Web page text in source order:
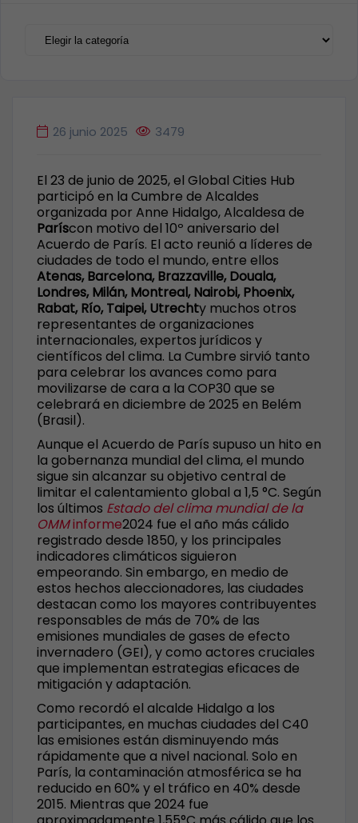
Categorías
26 junio 2025 3479
El 23 de junio de 2025, el Global Cities Hub
participó en la Cumbre de Alcaldes
organizada por Anne Hidalgo, Alcaldesa de
Paríscon motivo del 10º aniversario del
Acuerdo de París. El acto reunió a líderes de
ciudades de todo el mundo, entre ellos
Atenas, Barcelona, Brazzaville, Douala,
Londres, Milán, Montreal, Nairobi, Phoenix,
Rabat, Río, Taipei, Utrechty muchos otros
representantes de organizaciones
internacionales, expertos jurídicos y
científicos del clima. La Cumbre sirvió tanto
para celebrar los avances como para
movilizarse de cara a la COP30 que se
celebrará en diciembre de 2025 en Belém
(Brasil).
Aunque el Acuerdo de París supuso un hito en
la gobernanza mundial del clima, el mundo
sigue sin alcanzar su objetivo central de
limitar el calentamiento global a 1,5 °C. Según
los últimos Estado del clima mundial de la
OMMinforme2024 fue el año más cálido
registrado desde 1850, y los principales
indicadores climáticos siguieron
empeorando. Sin embargo, en medio de
estos hechos aleccionadores, las ciudades
destacan como los mayores contribuyentes
responsables de más de 70% de las
emisiones mundiales de gases de efecto
invernadero (GEI), y como actores cruciales
que implementan estrategias eficaces de
mitigación y adaptación.
Como recordó el alcalde Hidalgo a los
participantes, en muchas ciudades del C40
las emisiones están disminuyendo más
rápidamente que a nivel nacional. Solo en
París, la contaminación atmosférica se ha
reducido en 60% y el tráfico en 40% desde
2015. Mientras que 2024 fue